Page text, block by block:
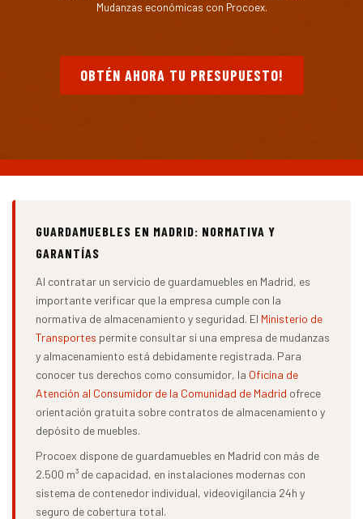
Mudanzas económicas con Procoex.
OBTÉN AHORA TU PRESUPUESTO!
GUARDAMUEBLES EN MADRID: NORMATIVA Y
GARANTÍAS
Al contratar un servicio de guardamuebles en Madrid, es
importante verificar que la empresa cumple con la
normativa de almacenamiento y seguridad. El Ministerio de
Transportes permite consultar si una empresa de mudanzas
y almacenamiento está debidamente registrada. Para
conocer tus derechos como consumidor, la Oficina de
Atención al Consumidor de la Comunidad de Madrid ofrece
orientación gratuita sobre contratos de almacenamiento y
depósito de muebles.
Procoex dispone de guardamuebles en Madrid con más de
2.500 m³ de capacidad, en instalaciones modernas con
sistema de contenedor individual, videovigilancia 24h y
seguro de cobertura total.